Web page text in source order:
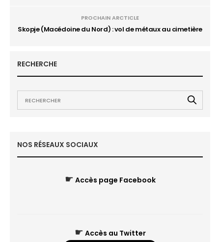
PROCHAIN ARCTICLE
Skopje (Macédoine du Nord) : vol de métaux au cimetière
RECHERCHE
NOS RÉSEAUX SOCIAUX
☛ Accès page Facebook
☛ Accès au Twitter